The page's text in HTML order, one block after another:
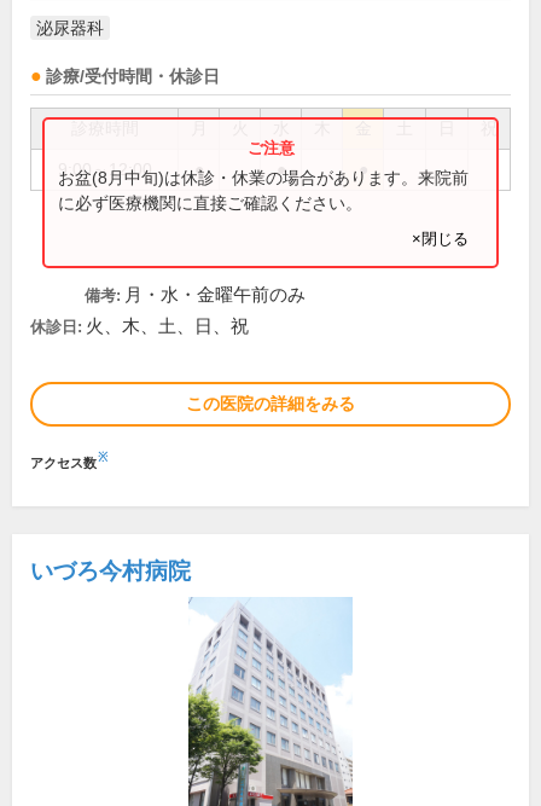
泌尿器科
診療/受付時間・休診日
祝
9:00～12:00 ● ● ●
お盆(8月中旬)は休診・休業の場合があります。来院前
に必ず医療機関に直接ご確認ください。
×閉じる
備考: 月・水・金曜午前のみ
休診日: 火、木、土、日、祝
この医院の詳細をみる
アクセス数※
いづろ今村病院